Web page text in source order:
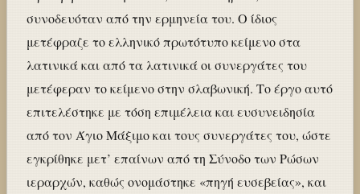
συνοδευόταν από την ερμηνεία του. Ο ίδιος
μετέφραζε το ελληνικό πρωτότυπο κείμενο στα
λατινικά και από τα λατινικά οι συνεργάτες του
μετέφεραν το κείμενο στην σλαβωνική. Το έργο αυτό
επιτελέστηκε με τόση επιμέλεια και ευσυνειδησία
από τον Άγιο Μάξιμο και τους συνεργάτες του, ώστε
εγκρίθηκε μετ’ επαίνων από τη Σύνοδο των Ρώσων
ιεραρχών, καθώς ονομάστηκε «πηγή ευσεβείας», και